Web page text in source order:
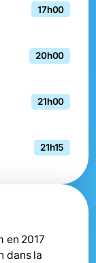
17h00
20h00
21h00
21h15
en 2017
dans la